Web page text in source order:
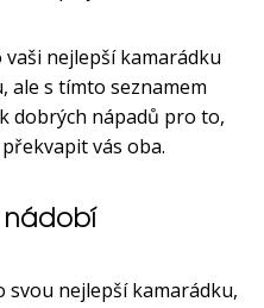
nejlepší kamarádku
ale s tímto seznamem
dobrých nápadů pro to,
vás oba.
nádobí
svou nejlepší kamarádku,